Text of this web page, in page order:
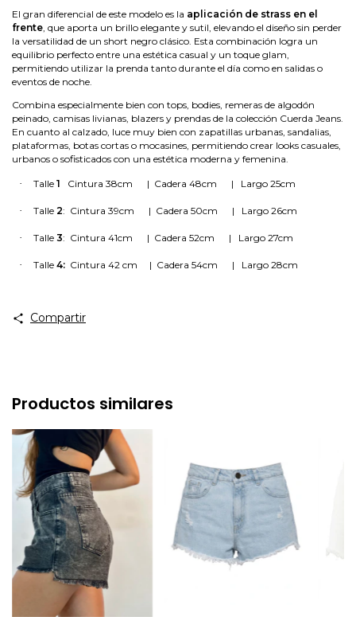
El gran diferencial de este modelo es la aplicación de strass en el
frente, que aporta un brillo elegante y sutil, elevando el diseño sin perder
la versatilidad de un short negro clásico. Esta combinación logra un
equilibrio perfecto entre una estética casual y un toque glam,
permitiendo utilizar la prenda tanto durante el día como en salidas o
eventos de noche.
Combina especialmente bien con tops, bodies, remeras de algodón
peinado, camisas livianas, blazers y prendas de la colección Cuerda Jeans.
En cuanto al calzado, luce muy bien con zapatillas urbanas, sandalias,
plataformas, botas cortas o mocasines, permitiendo crear looks casuales,
urbanos o sofisticados con una estética moderna y femenina.
· Talle1 Cintura38cm | Cadera48cm | Largo25cm
· Talle2: Cintura 39cm | Cadera 50cm | Largo 26cm
· Talle3: Cintura41cm | Cadera52cm | Largo27cm
· Talle4: Cintura42 cm | Cadera54cm | Largo28cm
Compartir
Productos similares